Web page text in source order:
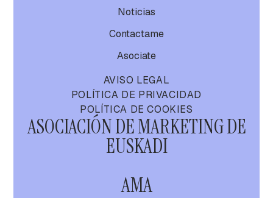
Noticias
Contactame
Asociate
AVISO LEGAL
POLÍTICA DE PRIVACIDAD
POLÍTICA DE COOKIES
ASOCIACIÓN DE MARKETING DE
EUSKADI
AMA